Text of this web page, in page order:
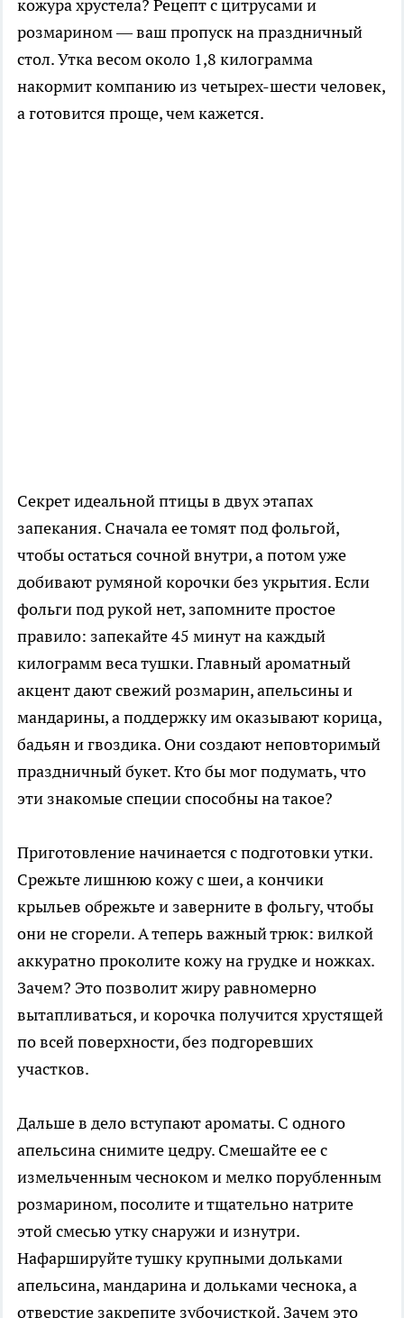
кожура хрустела? Рецепт с цитрусами и
розмарином — ваш пропуск на праздничный
стол. Утка весом около 1,8 килограмма
накормит компанию из четырех-шести человек,
а готовится проще, чем кажется.
Секрет идеальной птицы в двух этапах
запекания. Сначала ее томят под фольгой,
чтобы остаться сочной внутри, а потом уже
добивают румяной корочки без укрытия. Если
фольги под рукой нет, запомните простое
правило: запекайте 45 минут на каждый
килограмм веса тушки. Главный ароматный
акцент дают свежий розмарин, апельсины и
мандарины, а поддержку им оказывают корица,
бадьян и гвоздика. Они создают неповторимый
праздничный букет. Кто бы мог подумать, что
эти знакомые специи способны на такое?
Приготовление начинается с подготовки утки.
Срежьте лишнюю кожу с шеи, а кончики
крыльев обрежьте и заверните в фольгу, чтобы
они не сгорели. А теперь важный трюк: вилкой
аккуратно проколите кожу на грудке и ножках.
Зачем? Это позволит жиру равномерно
вытапливаться, и корочка получится хрустящей
по всей поверхности, без подгоревших
участков.
Дальше в дело вступают ароматы. С одного
апельсина снимите цедру. Смешайте ее с
измельченным чесноком и мелко порубленным
розмарином, посолите и тщательно натрите
этой смесью утку снаружи и изнутри.
Нафаршируйте тушку крупными дольками
апельсина, мандарина и дольками чеснока, а
отверстие закрепите зубочисткой. Зачем это